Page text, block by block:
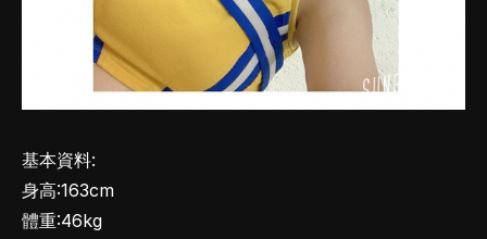
基本資料:
身高:163cm
體重:46kg